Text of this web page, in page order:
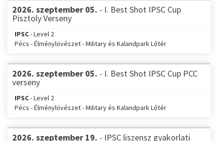
2026. szeptember 05. - I. Best Shot IPSC Cup
Pisztoly Verseny
IPSC- Level 2
Pécs - Élménylövészet - Military és Kalandpark Lőtér
2026. szeptember 05. - I. Best Shot IPSC Cup PCC
verseny
IPSC- Level 2
Pécs - Élménylövészet - Military és Kalandpark Lőtér
2026. szeptember 19. - IPSC liszensz gyakorlati